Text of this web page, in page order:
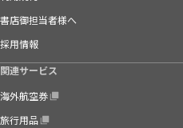
書店御担当者様へ
採用情報
関連サービス
海外航空券
旅行用品